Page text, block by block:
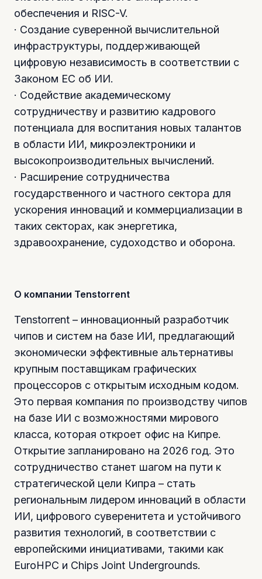
обеспечения и RISC-V.
· Создание суверенной вычислительной
инфраструктуры, поддерживающей
цифровую независимость в соответствии с
Законом ЕС об ИИ.
· Содействие академическому
сотрудничеству и развитию кадрового
потенциала для воспитания новых талантов
в области ИИ, микроэлектроники и
высокопроизводительных вычислений.
· Расширение сотрудничества
государственного и частного сектора для
ускорения инноваций и коммерциализации в
таких секторах, как энергетика,
здравоохранение, судоходство и оборона.
О компании Tenstorrent
Tenstorrent – инновационный разработчик
чипов и систем на базе ИИ, предлагающий
экономически эффективные альтернативы
крупным поставщикам графических
процессоров с открытым исходным кодом.
Это первая компания по производству чипов
на базе ИИ с возможностями мирового
класса, которая откроет офис на Кипре.
Открытие запланировано на 2026 год. Это
сотрудничество станет шагом на пути к
стратегической цели Кипра – стать
региональным лидером инноваций в области
ИИ, цифрового суверенитета и устойчивого
развития технологий, в соответствии с
европейскими инициативами, такими как
EuroHPC и Chips Joint Undergrounds.